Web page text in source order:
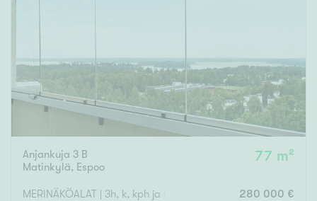
Uudiskohteet
Vain uudiskohteet Ei uudiskohteita
Arvokohteet
Vain arvokohteet Ei arvokohteita
Anjankuja 3 B
Matinkylä, Espoo
77 m²
MERINÄKÖALAT | 3h, k, kph ja las. parveke 280 000 €